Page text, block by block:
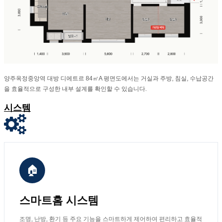
양주옥정중앙역 대방 디에트르 84㎡A 평면도에서는 거실과 주방, 침실, 수납공간
을 효율적으로 구성한 내부 설계를 확인할 수 있습니다.
시스템
🏠
스마트홈 시스템
조명, 난방, 환기 등 주요 기능을 스마트하게 제어하여 편리하고 효율적